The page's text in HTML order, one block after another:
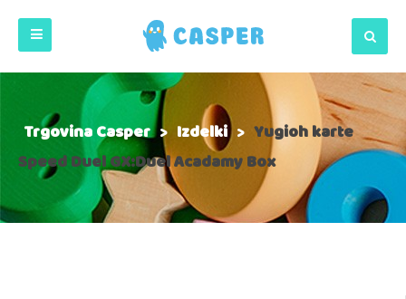
Trgovina Casper> Izdelki > Yugioh karte
Speed Duel GX:Duel Acadamy Box